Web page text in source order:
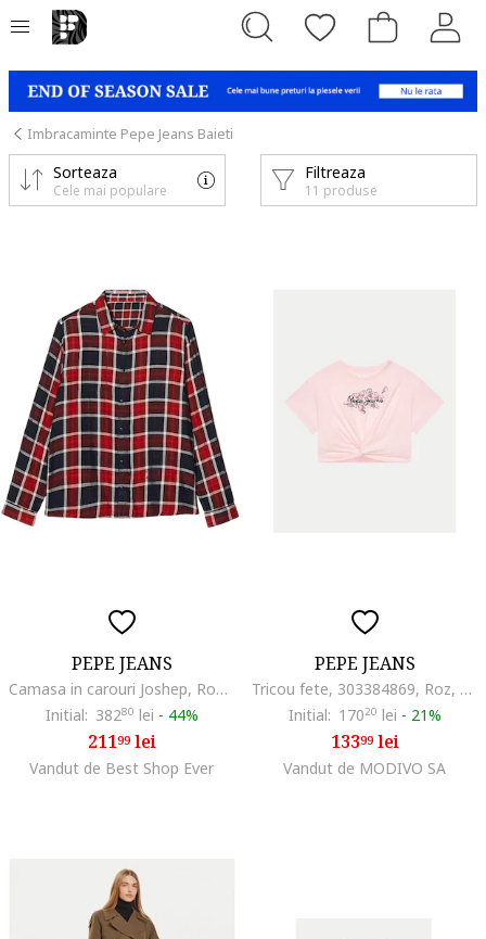
Imbracaminte Pepe Jeans Baieti
Filtreaza
11 produse
Sorteaza
Cele mai populare
PEPE JEANS
Camasa in carouri Joshep, Rosu/Albastru
Initial: 38280 lei - 44%
21199lei
Vandut de Best Shop Ever
PEPE JEANS
Tricou fete, 303384869, Roz, Bumbac, Roz
Initial: 17020 lei - 21%
13399lei
Vandut de MODIVO SA